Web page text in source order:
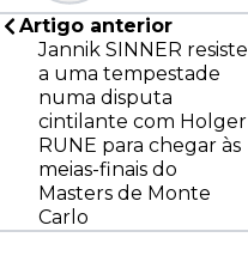
Artigo anterior
Jannik SINNER resiste
a uma tempestade
numa disputa
cintilante com Holger
RUNE para chegar às
meias-finais do
Masters de Monte
Carlo